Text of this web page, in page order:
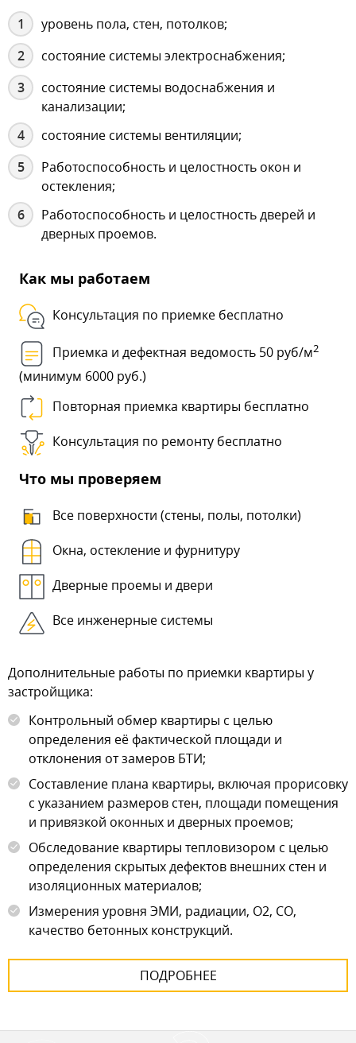
уровень пола, стен, потолков;
состояние системы электроснабжения;
состояние системы водоснабжения и
канализации;
состояние системы вентиляции;
Работоспособность и целостность окон и
остекления;
Работоспособность и целостность дверей и
дверных проемов.
Как мы работаем
Консультация по приемке бесплатно
Приемка и дефектная ведомость 50 руб/м2
(минимум 6000 руб.)
Повторная приемка квартиры бесплатно
Консультация по ремонту бесплатно
Что мы проверяем
Все поверхности (стены, полы, потолки)
Окна, остекление и фурнитуру
Дверные проемы и двери
Все инженерные системы
Дополнительные работы по приемки квартиры у
застройщика:
Контрольный обмер квартиры с целью
определения её фактической площади и
отклонения от замеров БТИ;
Составление плана квартиры, включая прорисовку
с указанием размеров стен, площади помещения
и привязкой оконных и дверных проемов;
Обследование квартиры тепловизором с целью
определения скрытых дефектов внешних стен и
изоляционных материалов;
Измерения уровня ЭМИ, радиации, О2, СО,
качество бетонных конструкций.
ПОДРОБНЕЕ